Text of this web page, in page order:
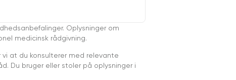
Oplysninger om
medicinsk rådgivning.
at du konsulterer med relevante
Du bruger eller stoler på oplysninger i